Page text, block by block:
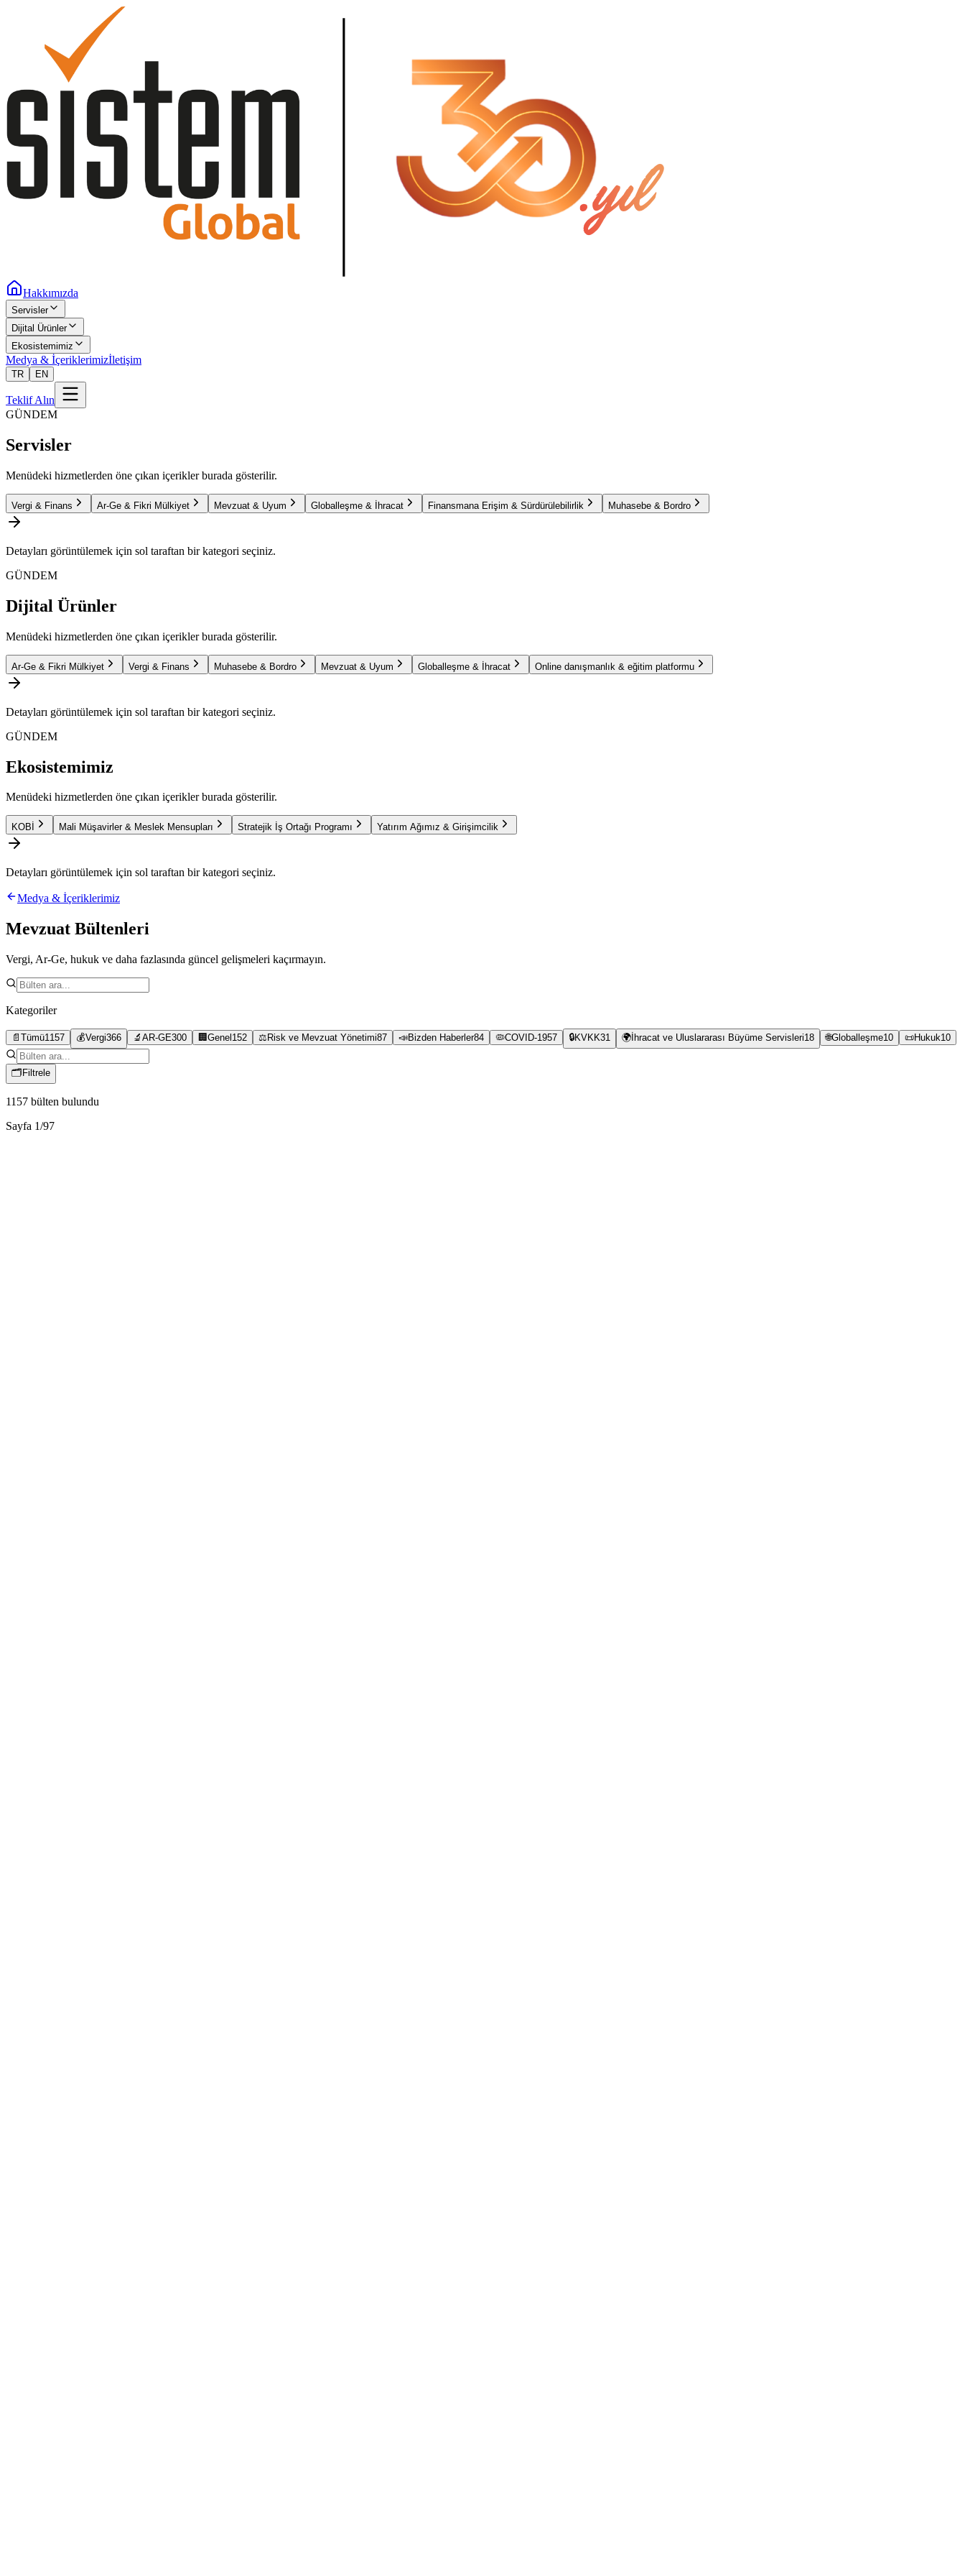
Hakkımızda
Servisler
Dijital Ürünler
Ekosistemimiz
Medya & İçeriklerimizİletişim
TR EN
Teklif Alın
GÜNDEM
Servisler
Menüdeki hizmetlerden öne çıkan içerikler burada gösterilir.
Vergi & Finans Ar-Ge & Fikri Mülkiyet Mevzuat & Uyum Globalleşme & İhracat Finansmana Erişim & Sürdürülebilirlik Muhasebe & Bordro
Detayları görüntülemek için sol taraftan bir kategori seçiniz.
GÜNDEM
Dijital Ürünler
Menüdeki hizmetlerden öne çıkan içerikler burada gösterilir.
Ar-Ge & Fikri Mülkiyet Vergi & Finans Muhasebe & Bordro Mevzuat & Uyum Globalleşme & İhracat Online danışmanlık & eğitim platformu
Detayları görüntülemek için sol taraftan bir kategori seçiniz.
GÜNDEM
Ekosistemimiz
Menüdeki hizmetlerden öne çıkan içerikler burada gösterilir.
KOBİ Mali Müşavirler & Meslek Mensupları Stratejik İş Ortağı Programı Yatırım Ağımız & Girişimcilik
Detayları görüntülemek için sol taraftan bir kategori seçiniz.
Medya & İçeriklerimiz
Mevzuat Bültenleri
Vergi, Ar-Ge, hukuk ve daha fazlasında güncel gelişmeleri kaçırmayın.
Kategoriler
📄 Tümü1157 💰Vergi366 🔬 AR-GE300 🏢 Genel 152 ⚖️ Risk ve Mevzuat Yönetimi87 📣Bizden Haberler84 🦠COVID-1957 🔒KVKK31 🌍 İhracat ve Uluslararası Büyüme Servisleri18 🌐Globalleşme10 📜Hukuk10
🗂 Filtrele
1157 bülten bulundu
Sayfa 1/97